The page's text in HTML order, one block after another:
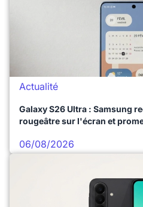
Actualité
Galaxy S26 Ultra : Samsung
rougeâtre sur l'écran et
06/08/2026